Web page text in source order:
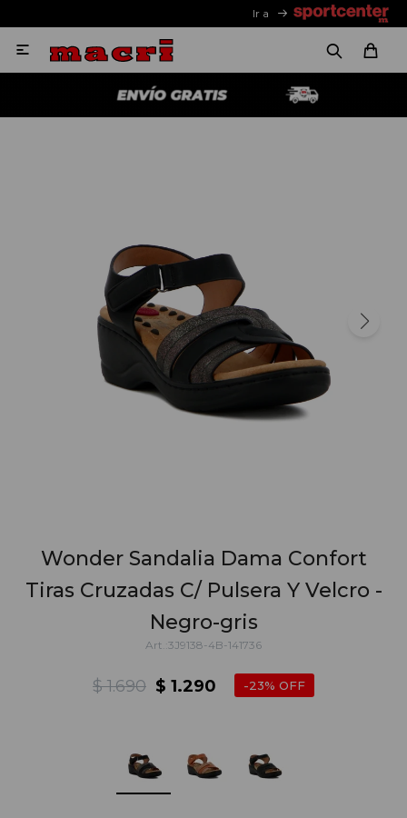
Ir a

Wonder Sandalia Dama Confort
Tiras Cruzadas C/ Pulsera Y Velcro -
Negro-gris
3J9138-4B-141736
$ 1.290
$ 1.690 23